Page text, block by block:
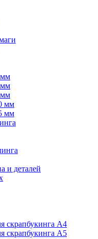
мм
мм
мм
мм
мм
и деталей
скрапбукинга А4
скрапбукинга А5